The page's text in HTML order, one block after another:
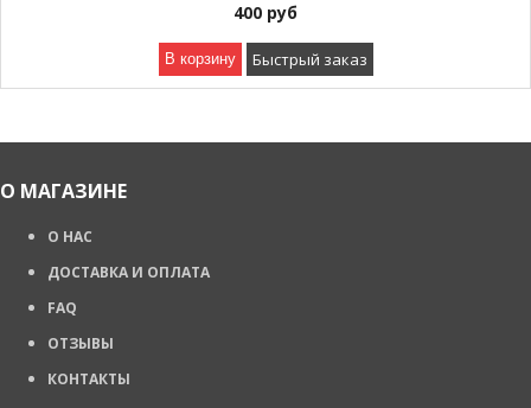
400 руб
В корзину Быстрый заказ
О МАГАЗИНЕ
О НАС
ДОСТАВКА И ОПЛАТА
FAQ
ОТЗЫВЫ
КОНТАКТЫ